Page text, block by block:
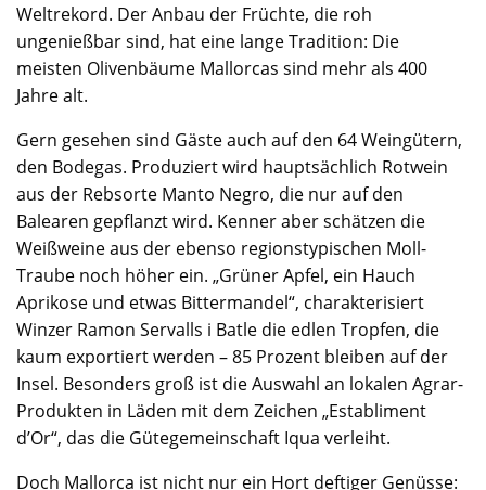
Weltrekord. Der Anbau der Früchte, die roh
ungenießbar sind, hat eine lange Tradition: Die
meisten Olivenbäume Mallorcas sind mehr als 400
Jahre alt.
Gern gesehen sind Gäste auch auf den 64 Weingütern,
den Bodegas. Produziert wird hauptsächlich Rotwein
aus der Rebsorte Manto Negro, die nur auf den
Balearen gepflanzt wird. Kenner aber schätzen die
Weißweine aus der ebenso regionstypischen Moll-
Traube noch höher ein. „Grüner Apfel, ein Hauch
Aprikose und etwas Bittermandel“, charakterisiert
Winzer Ramon Servalls i Batle die edlen Tropfen, die
kaum exportiert werden – 85 Prozent bleiben auf der
Insel. Besonders groß ist die Auswahl an lokalen Agrar-
Produkten in Läden mit dem Zeichen „Establiment
d’Or“, das die Gütegemeinschaft Iqua verleiht.
Doch Mallorca ist nicht nur ein Hort deftiger Genüsse: